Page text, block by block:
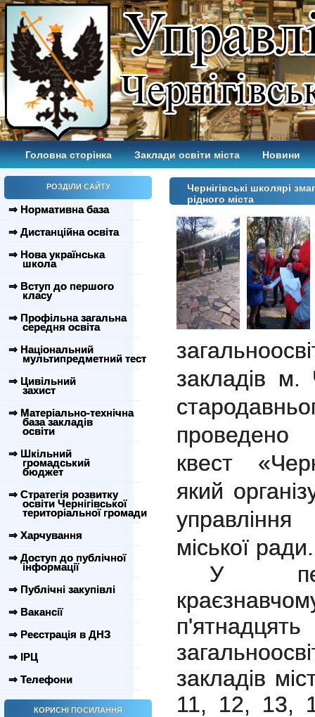
Головна сторінка Заклади освіти міста Новини
РОЗДІЛИ САЙТУ
⇒ Нормативна база
⇒ Дистанційна освіта
⇒ Нова українська
школа
⇒ Вступ до першого
класу
⇒ Профільна загальна
середня освіта
⇒ Національний
мультипредметний тест
⇒ Цивільний
захист
⇒ Матеріально-технічна
база закладів
освіти
⇒ Шкільний
громадський
бюджет
⇒ Стратегія розвитку
освіти Чернігівської
територіальної громади
⇒ Харчування
⇒ Доступ до публічної
інформації
⇒ Публічні закупівлі
⇒ Вакансії
⇒ Реєстрація в ДНЗ
⇒ ІРЦ
⇒ Телефони
КОРИСНІ ПОСИЛАННЯ
Чернігівські школярі
рідного міста
закладів м.
проведено
квест
який
управління
міської ради.
У
п'
закладів
11, 12, 13,